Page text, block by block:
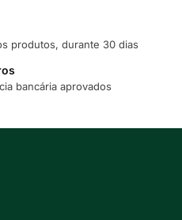
produtos, durante 30 dias
bancária aprovados